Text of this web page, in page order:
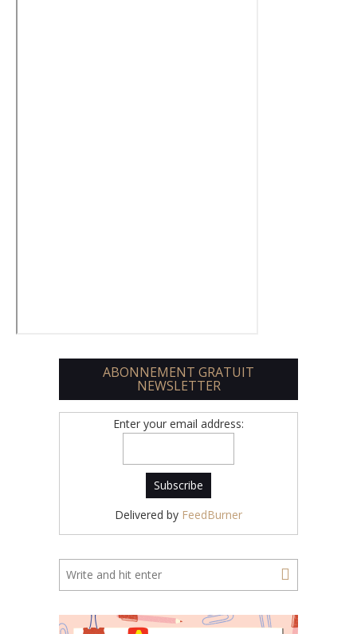
ABONNEMENT GRATUIT
NEWSLETTER
Enter your email address:
Delivered by FeedBurner